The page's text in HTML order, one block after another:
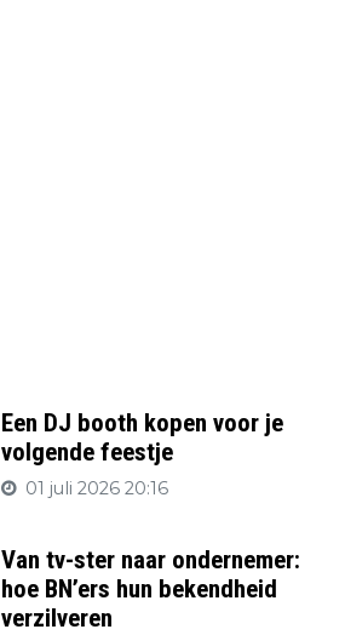
Een DJ booth kopen voor je
volgende feestje
01 juli 2026 20:16
Van tv-ster naar ondernemer:
hoe BN’ers hun bekendheid
verzilveren